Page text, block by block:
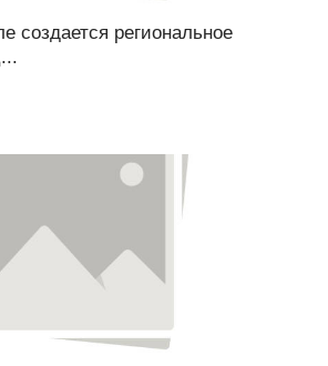
создается региональное